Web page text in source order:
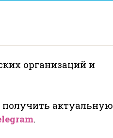
организаций и
актуальную
.